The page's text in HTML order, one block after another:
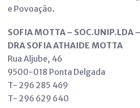
e Povoação.
SOFIA MOTTA – SOC.UNIP.LDA –
DRA SOFIA ATHAIDE MOTTA
Rua Aljube, 46
9500-018 Ponta Delgada
T- 296 285 469
T- 296 629 640